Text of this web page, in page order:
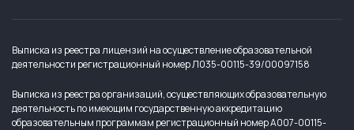
Выписка из реестра лицензий на осуществление образовательной
деятельности регистрационный номер Л035-00115-39/00097158
Выписка из реестра организаций, осуществляющих образовательную
деятельность по имеющим государственную аккредитацию
образовательным программам регистрационный номер А007-00115-